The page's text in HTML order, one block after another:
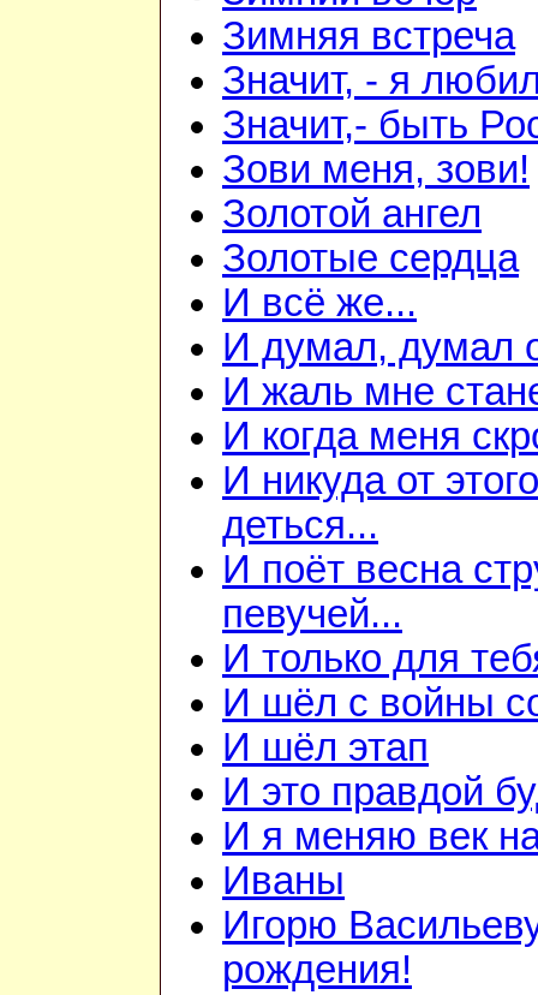
Зимняя встреча
Значит, - я
Значит,- быть
Зови меня, зови!
Золотой ангел
Золотые сердца
И всё же...
И думал, думал
И жаль мне
И когда меня
И никуда от
деться...
И поёт весна
певучей...
И только для
И шёл с войны
И шёл этап
И это правдой
И я меняю век
Иваны
Игорю
рождения!